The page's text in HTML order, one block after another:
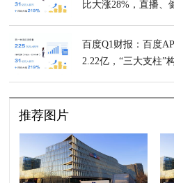
比大涨28%，直播、
百度Q1财报：百度
2.22亿，“三大支柱”
推荐图片